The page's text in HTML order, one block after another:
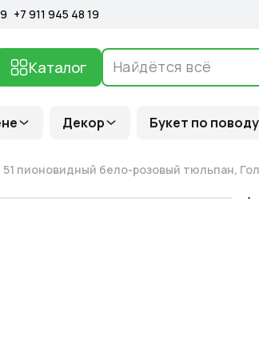
Декор Букет по поводу
Каталог
+7 911 945 48 19
51 пионовидный бело-розовый тюльпан,